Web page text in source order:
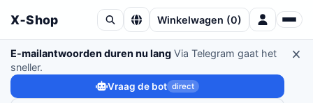
X‑Shop Winkelwagen (0)
E-mailantwoorden duren nu lang Via Telegram gaat het
sneller.
Vraag de bot direct